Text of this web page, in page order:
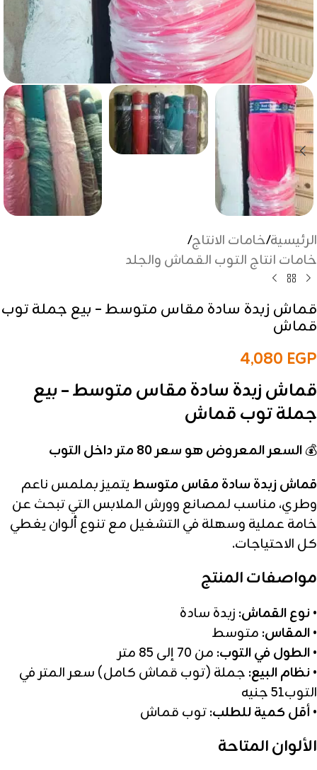
الرئيسية/خامات الانتاج/
خامات انتاج التوب القماش والجلد
قماش زبدة سادة مقاس متوسط – بيع جملة توب
قماش
4,080 EGP
قماش زبدة سادة مقاس متوسط – بيع
جملة توب قماش
💰السعر المعروض هو سعر 80 متر داخل التوب
قماش زبدة سادة مقاس متوسط يتميز بملمس ناعم
وطري، مناسب لمصانع وورش الملابس التي تبحث عن
خامة عملية وسهلة في التشغيل مع تنوع ألوان يغطي
كل الاحتياجات.
مواصفات المنتج
•نوع القماش: زبدة سادة
•المقاس: متوسط
•الطول في التوب: من 70 إلى 85 متر
•نظام البيع: جملة (توب قماش كامل) سعر المتر في
التوب51 جنيه
•أقل كمية للطلب:توب قماش
الألوان المتاحة